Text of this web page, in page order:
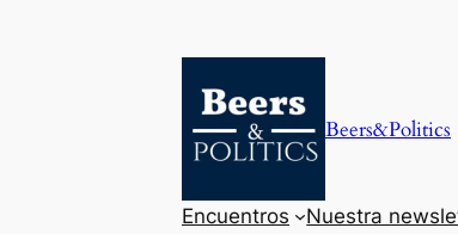
Beers&Politics
Encuentros Nuestra